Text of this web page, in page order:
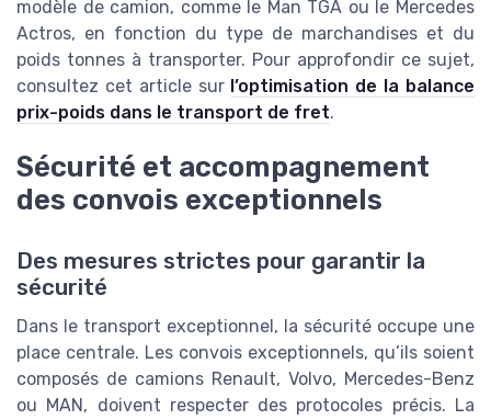
modèle de camion, comme le Man TGA ou le Mercedes
Actros, en fonction du type de marchandises et du
poids tonnes à transporter. Pour approfondir ce sujet,
consultez cet article sur l’optimisation de la balance
prix-poids dans le transport de fret.
Sécurité et accompagnement
des convois exceptionnels
Des mesures strictes pour garantir la
sécurité
Dans le transport exceptionnel, la sécurité occupe une
place centrale. Les convois exceptionnels, qu’ils soient
composés de camions Renault, Volvo, Mercedes-Benz
ou MAN, doivent respecter des protocoles précis. La